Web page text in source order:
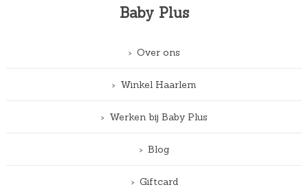
Baby Plus
Over ons
Winkel Haarlem
Werken bij Baby Plus
Blog
Giftcard